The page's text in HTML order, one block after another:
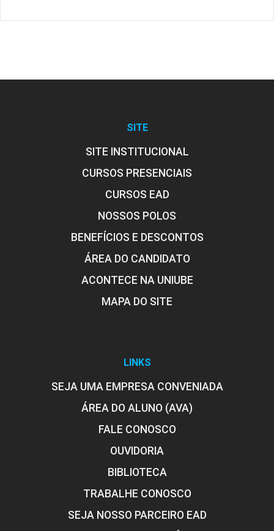
SITE
SITE INSTITUCIONAL
CURSOS PRESENCIAIS
CURSOS EAD
NOSSOS POLOS
BENEFÍCIOS E DESCONTOS
ÁREA DO CANDIDATO
ACONTECE NA UNIUBE
MAPA DO SITE
LINKS
SEJA UMA EMPRESA CONVENIADA
ÁREA DO ALUNO (AVA)
FALE CONOSCO
OUVIDORIA
BIBLIOTECA
TRABALHE CONOSCO
SEJA NOSSO PARCEIRO EAD